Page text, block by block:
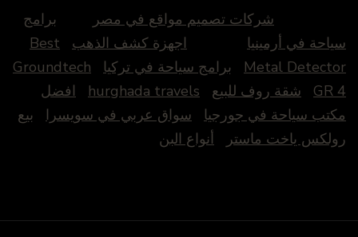
شركات تصميم مواقع في مصر
برامج
سياحة في أرمينيا
اجهزة كشف الذهب
Best
Metal Detector
برامج سياحة في تركيا
Groundtech
GR 4
شقة روف للبيع hurghada travels
افضل
مكتب سياحة في جورجيا
سواق عربي في سويسرا
بيع
رولكس ياخت ماستر
أنواع البن